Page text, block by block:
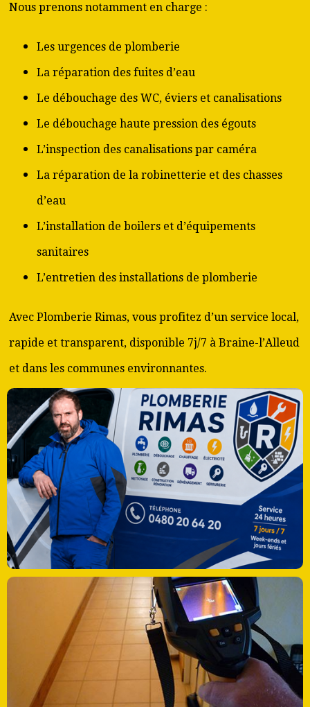
Nous prenons notamment en charge :
Les urgences de plomberie
La réparation des fuites d’eau
Le débouchage des WC, éviers et canalisations
Le débouchage haute pression des égouts
L’inspection des canalisations par caméra
La réparation de la robinetterie et des chasses
d’eau
L’installation de boilers et d’équipements
sanitaires
L’entretien des installations de plomberie
Avec Plomberie Rimas, vous profitez d’un service local,
rapide et transparent, disponible 7j/7 à Braine-l’Alleud
et dans les communes environnantes.